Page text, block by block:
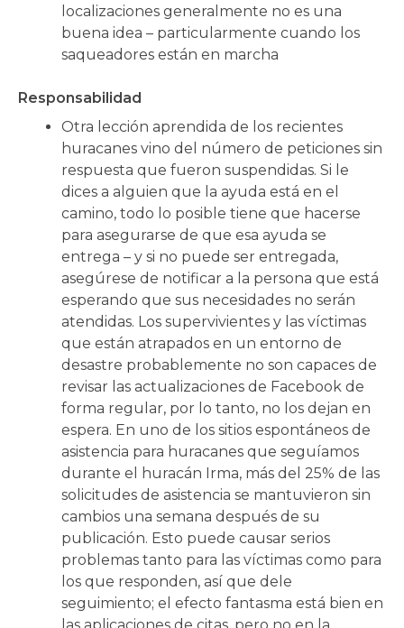
localizaciones generalmente no es una
buena idea – particularmente cuando los
saqueadores están en marcha
Responsabilidad
Otra lección aprendida de los recientes
huracanes vino del número de peticiones sin
respuesta que fueron suspendidas. Si le
dices a alguien que la ayuda está en el
camino, todo lo posible tiene que hacerse
para asegurarse de que esa ayuda se
entrega – y si no puede ser entregada,
asegúrese de notificar a la persona que está
esperando que sus necesidades no serán
atendidas. Los supervivientes y las víctimas
que están atrapados en un entorno de
desastre probablemente no son capaces de
revisar las actualizaciones de Facebook de
forma regular, por lo tanto, no los dejan en
espera. En uno de los sitios espontáneos de
asistencia para huracanes que seguíamos
durante el huracán Irma, más del 25% de las
solicitudes de asistencia se mantuvieron sin
cambios una semana después de su
publicación. Esto puede causar serios
problemas tanto para las víctimas como para
los que responden, así que dele
seguimiento; el efecto fantasma está bien en